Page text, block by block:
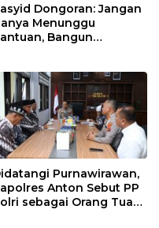
Dongoran: Jangan
Menunggu
Bangun
Purnawirawan,
Anton Sebut PP
sebagai Orang Tua